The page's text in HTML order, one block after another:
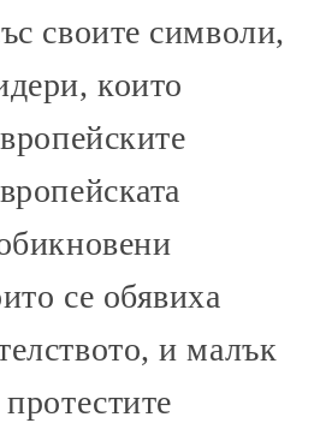
своите символи,
които
се обявиха
и малък